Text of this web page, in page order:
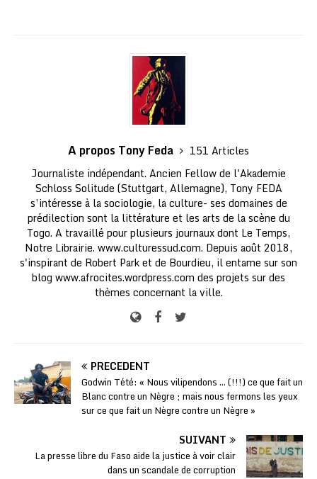
A propos Tony Feda
151 Articles
Journaliste indépendant. Ancien Fellow de l'Akademie
Schloss Solitude (Stuttgart, Allemagne), Tony FEDA
s’intéresse à la sociologie, la culture- ses domaines de
prédilection sont la littérature et les arts de la scène du
Togo. A travaillé pour plusieurs journaux dont Le Temps,
Notre Librairie. www.culturessud.com. Depuis août 2018,
s'inspirant de Robert Park et de Bourdieu, il entame sur son
blog www.afrocites.wordpress.com des projets sur des
thèmes concernant la ville.
PRÉCÉDENT
Godwin Tété: « Nous vilipendons … (!!!) ce que fait un
Blanc contre un Nègre ; mais nous fermons les yeux
sur ce que fait un Nègre contre un Nègre »
SUIVANT
La presse libre du Faso aide la justice à voir clair
dans un scandale de corruption